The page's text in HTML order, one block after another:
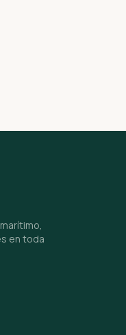
en toda